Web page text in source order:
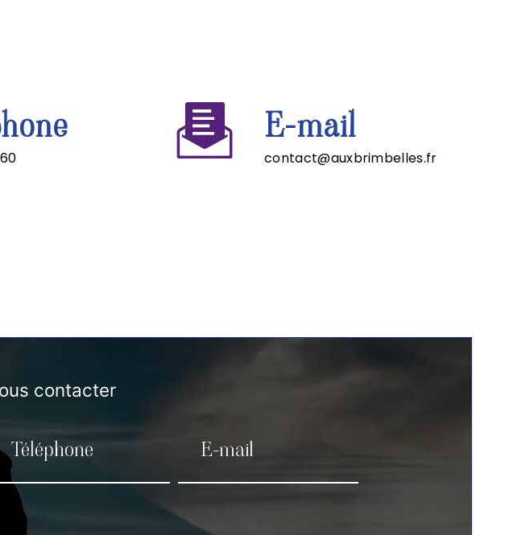
E-mail
contact@auxbrimbelles.fr
contacter